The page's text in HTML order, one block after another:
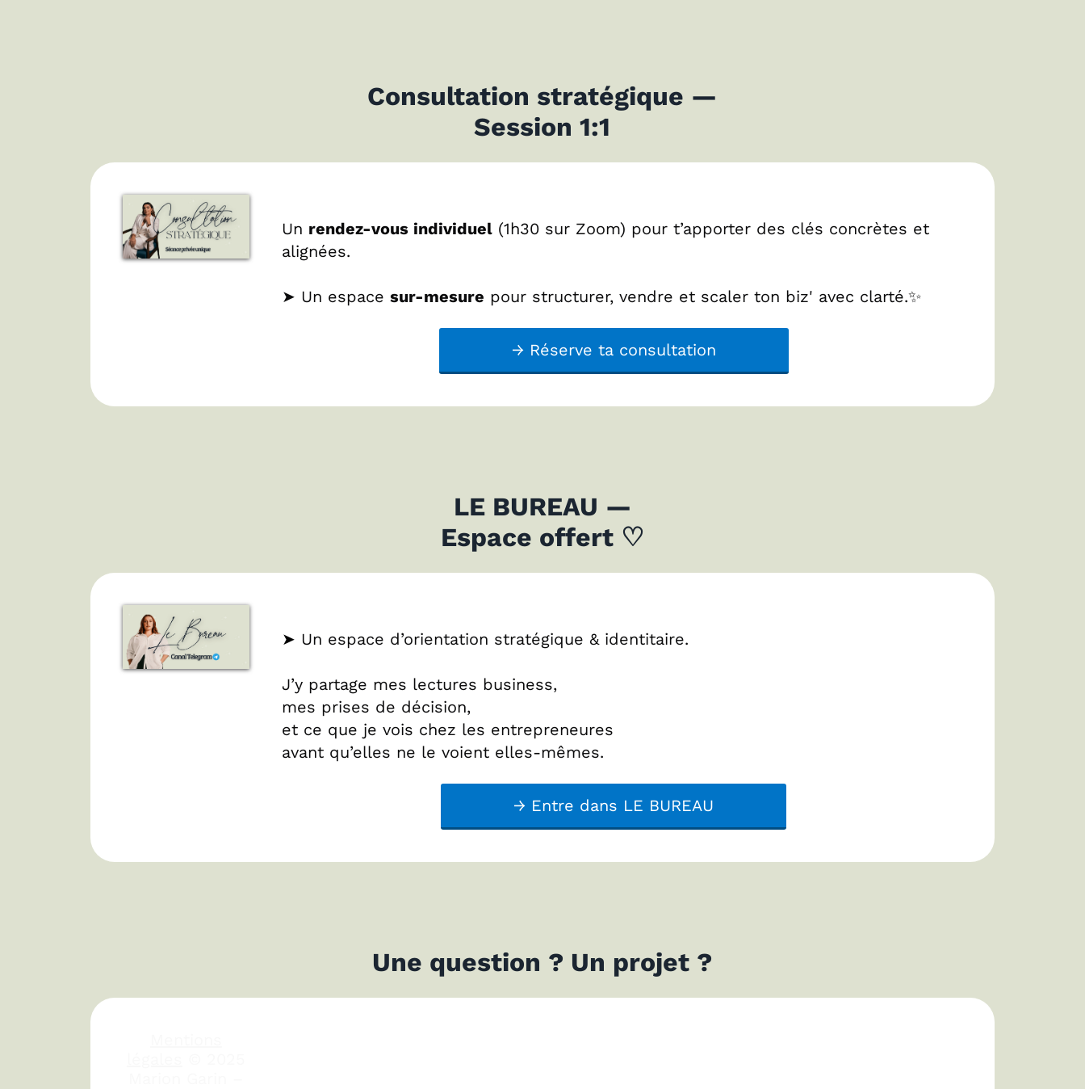
Consultation stratégique —
Session 1:1
Un rendez-vous individuel(1h30 sur Zoom) pour t’apporter des clés concrètes et
alignées.
➤ Un espace sur-mesure pour structurer, vendre et scaler ton biz' avec clarté.✨
→ Réserve ta consultation
LE BUREAU —
Espace offert ♡
➤ Un espace d’orientation stratégique & identitaire.
J’y partage mes lectures business,
mes prises de décision,
et ce que je vois chez les entrepreneures
avant qu’elles ne le voient elles-mêmes.
→ Entre dans LE BUREAU
Une question ? Un projet ?